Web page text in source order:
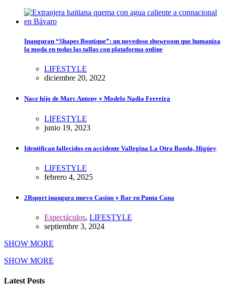
Inauguran “Shapes Boutique”: un novedoso showroom que humaniza
la moda en todas las tallas con plataforma online
LIFESTYLE
diciembre 20, 2022
Nace hijo de Marc Antony y Modelo Nadia Ferreira
LIFESTYLE
junio 19, 2023
Identifican fallecidos en accidente Vallegina La Otra Banda, Higüey
LIFESTYLE
febrero 4, 2025
2Rsport inaugura nuevo Casino y Bar en Punta Cana
Espectáculos, LIFESTYLE
septiembre 3, 2024
SHOW MORE
SHOW MORE
Latest Posts